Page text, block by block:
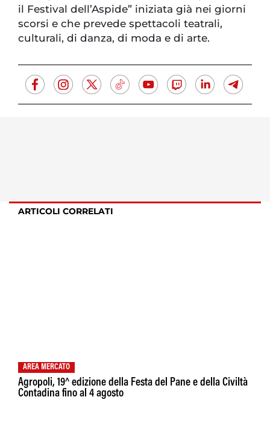
il Festival dell’Aspide” iniziata già nei giorni
scorsi e che prevede spettacoli teatrali,
culturali, di danza, di moda e di arte.
ARTICOLI CORRELATI
AREA MERCATO
Agropoli, 19^ edizione della Festa del Pane e della Civiltà
Contadina fino al 4 agosto